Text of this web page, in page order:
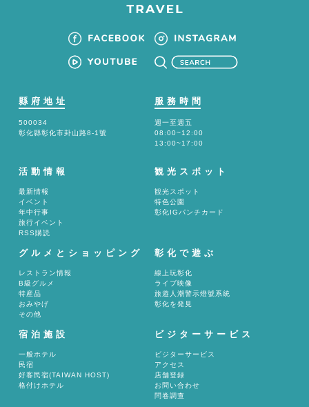
縣府地址
500034
彰化縣彰化市卦山路8-1號
服務時間
週一至週五
08:00~12:00
13:00~17:00
活動情報
最新情報
イベント
年中行事
旅行イベント
RSS購読
観光スポット
観光スポット
特色公園
彰化IGパンチカード
グルメとショッピング
レストラン情報
B級グルメ
特産品
おみやげ
その他
彰化で遊ぶ
線上玩彰化
ライブ映像
旅遊人潮警示燈號系統
彰化を発見
宿泊施設
一般ホテル
民宿
好客民宿(TAIWAN HOST)
格付けホテル
ビジターサービス
ビジターサービス
アクセス
店舗登録
お問い合わせ
問卷調查